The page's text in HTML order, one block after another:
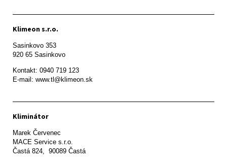
Klimeon s.r.o.
Sasinkovo 353
920 65 Sasinkovo
Kontakt: 0940 719 123
E-mail: www.tl@klimeon.sk
Kliminátor
Marek Červenec
MACE Service s.r.o.
Častá 824,  90089 Častá